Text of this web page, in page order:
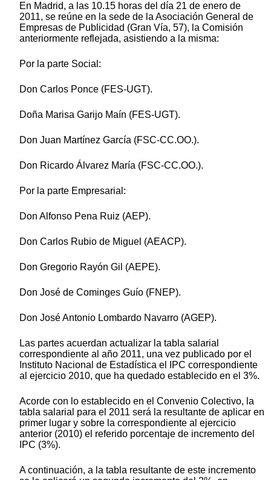
En Madrid, a las 10.15 horas del día 21 de enero de
2011, se reúne en la sede de la Asociación General de
Empresas de Publicidad (Gran Vía, 57), la Comisión
anteriormente reflejada, asistiendo a la misma:
Por la parte Social:
Don Carlos Ponce (FES-UGT).
Doña Marisa Garijo Maín (FES-UGT).
Don Juan Martínez García (FSC-CC.OO.).
Don Ricardo Álvarez María (FSC-CC.OO.).
Por la parte Empresarial:
Don Alfonso Pena Ruiz (AEP).
Don Carlos Rubio de Miguel (AEACP).
Don Gregorio Rayón Gil (AEPE).
Don José de Cominges Guío (FNEP).
Don José Antonio Lombardo Navarro (AGEP).
Las partes acuerdan actualizar la tabla salarial
correspondiente al año 2011, una vez publicado por el
Instituto Nacional de Estadística el IPC correspondiente
al ejercicio 2010, que ha quedado establecido en el 3%.
Acorde con lo establecido en el Convenio Colectivo, la
tabla salarial para el 2011 será la resultante de aplicar en
primer lugar y sobre la correspondiente al ejercicio
anterior (2010) el referido porcentaje de incremento del
IPC (3%).
A continuación, a la tabla resultante de este incremento